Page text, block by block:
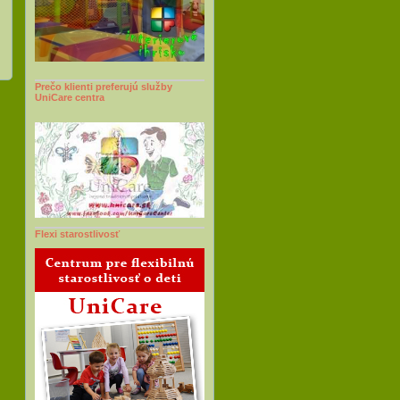
Prečo klienti preferujú služby
UniCare centra
Flexi starostlivosť